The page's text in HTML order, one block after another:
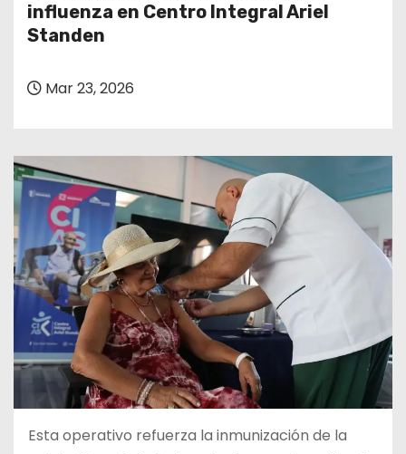
influenza en Centro Integral Ariel
Standen
Mar 23, 2026
Esta operativo refuerza la inmunización de la